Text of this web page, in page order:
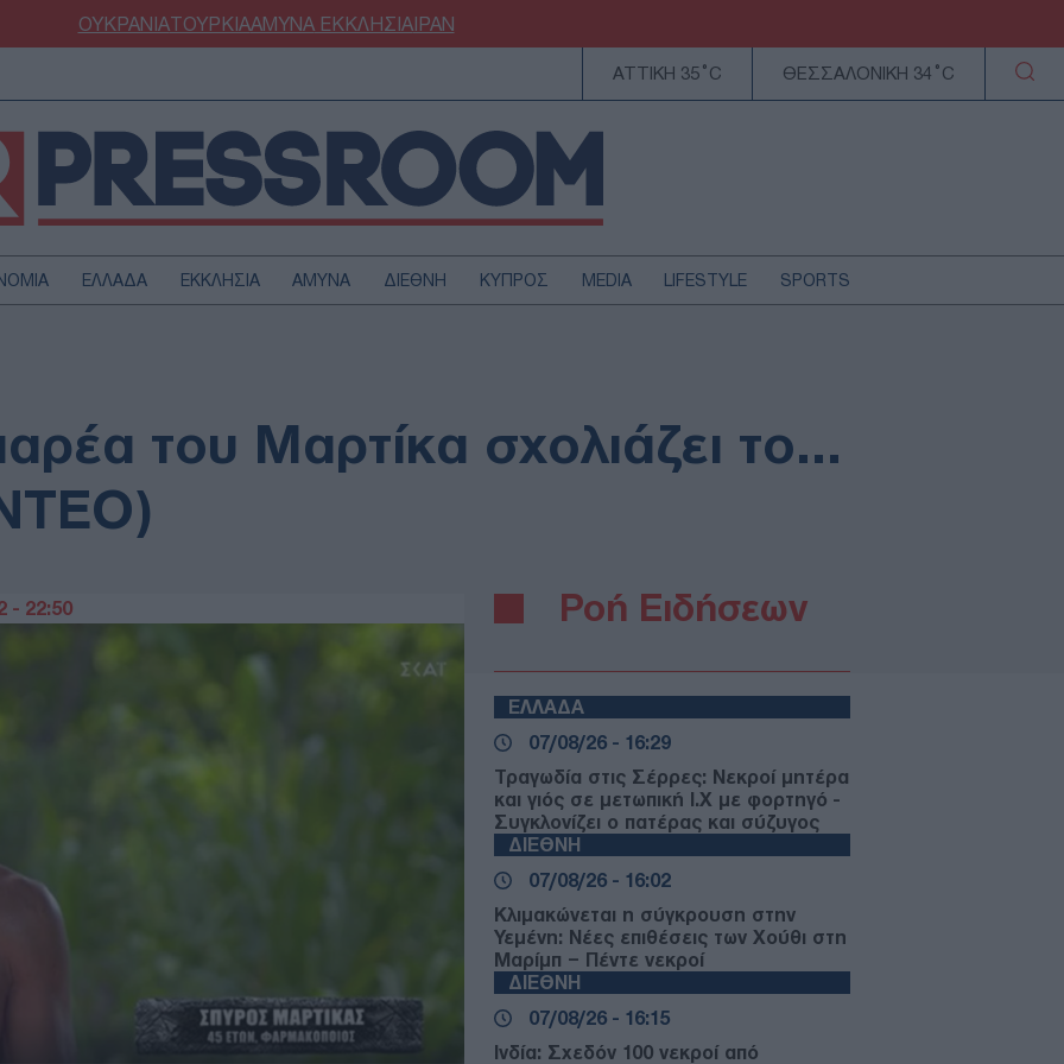
ΟΥΚΡΑΝΙΑΤΟΥΡΚΙΑΑΜΥΝΑΕΚΚΛΗΣΙΑΙΡΑΝ
ΑΤΤΙΚΗ 35°C ΘΕΣΣΑΛΟΝΙΚΗ 34°C
ΕΛΛΑΔΑ ΕΚΚΛΗΣΙΑ ΑΜΥΝΑ ΔΙΕΘΝΗ ΚΥΠΡΟΣ MEDIA LIFESTYLE SPORTS
ΥΓΕΙΑ
ΤΕΧΝΟΛΟΓΙΑ
του Μαρτίκα σχολιάζει το...
- 22:50 Ροή Ειδήσεων
ΕΛΛΑΔΑ
07/08/26 - 16:29
Τραγωδία στις Σέρρες: Νεκροί μητέρα
και γιός σε μετωπική Ι.Χ με φορτηγό -
Συγκλονίζει ο πατέρας και σύζυγος
ΔΙΕΘΝΗ
07/08/26 - 16:02
Κλιμακώνεται η σύγκρουση στην
Υεμένη: Νέες επιθέσεις των Χούθι στη
Μαρίμπ – Πέντε νεκροί
ΔΙΕΘΝΗ
07/08/26 - 16:15
Ινδία: Σχεδόν 100 νεκροί από